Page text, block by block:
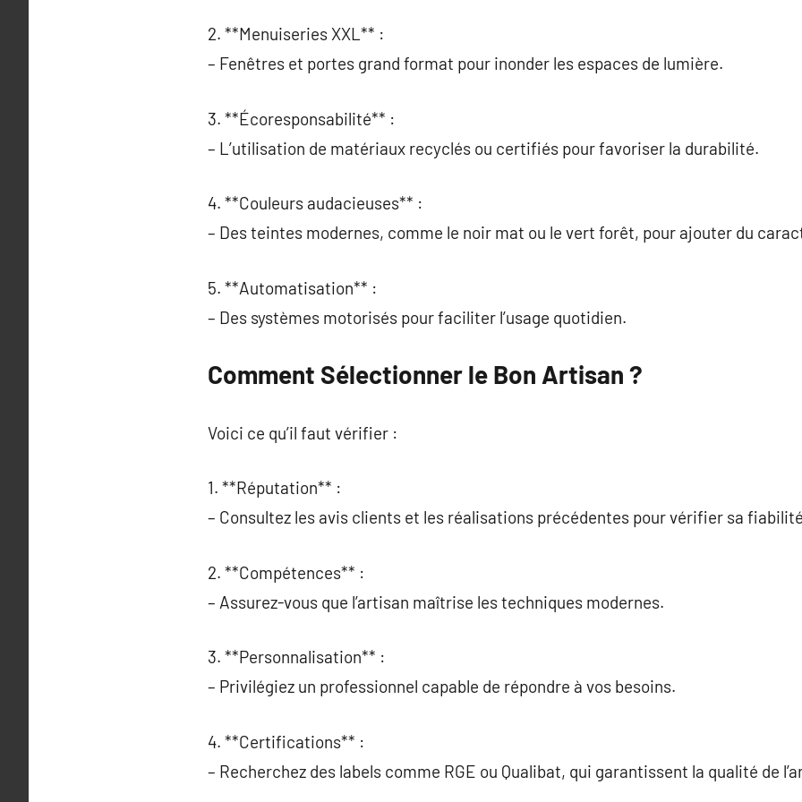
2. **Menuiseries XXL** :
– Fenêtres et portes grand format pour inonder les espaces de lumière.
3. **Écoresponsabilité** :
– L’utilisation de matériaux recyclés ou certifiés pour favoriser la durabilité.
4. **Couleurs audacieuses** :
– Des teintes modernes, comme le noir mat ou le vert forêt, pour ajouter du
5. **Automatisation** :
– Des systèmes motorisés pour faciliter l’usage quotidien.
Comment Sélectionner le Bon Artisan ?
Voici ce qu’il faut vérifier :
1. **Réputation** :
– Consultez les avis clients et les réalisations précédentes pour vérifier sa
2. **Compétences** :
– Assurez-vous que l’artisan maîtrise les techniques modernes.
3. **Personnalisation** :
– Privilégiez un professionnel capable de répondre à vos besoins.
4. **Certifications** :
– Recherchez des labels comme RGE ou Qualibat, qui garantissent la qualité de